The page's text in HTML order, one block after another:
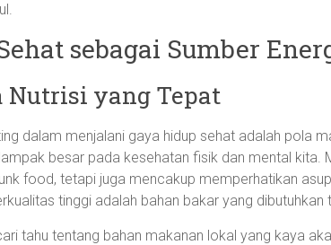
sebagai Sumber
Nutrisi yang Tepat
dalam menjalani gaya hidup sehat adalah pola
besar pada kesehatan fisik dan mental kita.
food, tetapi juga mencakup memperhatikan
tinggi adalah bahan bakar yang
tahu tentang bahan makanan lokal yang kaya